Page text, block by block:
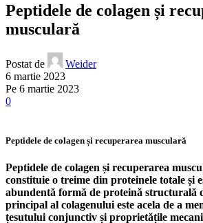
Peptidele de colagen și
musculară
Postat de
Weider
6 martie 2023
Pe 6 martie 2023
0
Peptidele de colagen și recuperarea musculară
Peptidele de colagen și recuperarea
constituie o treime din proteinele totale și
abundentă formă de proteină structurală
principal al colagenului este acela de a
țesutului conjunctiv și proprietățile